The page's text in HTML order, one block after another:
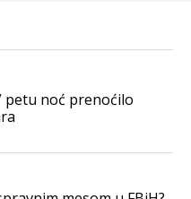
petu noć prenoćilo